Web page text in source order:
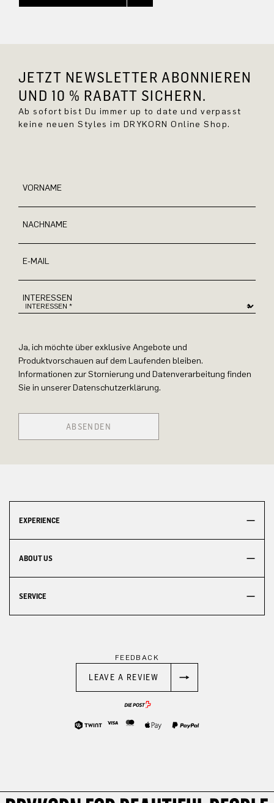
JETZT NEWSLETTER ABONNIEREN
UND 10 % RABATT SICHERN.
Ab sofort bist Du immer up to date und verpasst
keine neuen Styles im DRYKORN Online Shop.
VORNAME
NACHNAME
E-MAIL
INTERESSEN
Ja, ich möchte über exklusive Angebote und
Produktvorschauen auf dem Laufenden bleiben.
Informationen zur Stornierung und Datenverarbeitung finden
Sie in unserer Datenschutzerklärung.
ABSENDEN
EXPERIENCE
ABOUT US
SERVICE
FEEDBACK
LEAVE A REVIEW